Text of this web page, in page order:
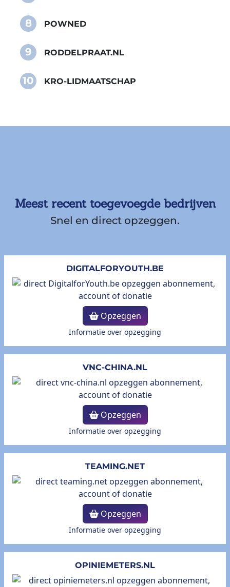
8 POWNED
9 RODDELPRAAT.NL
10 KRO-LIDMAATSCHAP
Meest recent toegevoegde bedrijven
Snel en direct opzeggen.
DIGITALFORYOUTH.BE
Opzeggen
Informatie over opzegging
VNC-CHINA.NL
Opzeggen
Informatie over opzegging
TEAMING.NET
Opzeggen
Informatie over opzegging
OPINIEMETERS.NL